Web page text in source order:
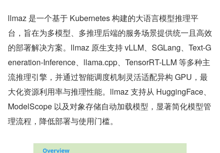
llmaz 是一个基于 Kubernetes 构建的大语言模型推理平
台，旨在为多模型、多推理后端的服务场景提供统一且高效
的部署解决方案。llmaz 原生支持 vLLM、SGLang、Text-G
eneration-Inference、llama.cpp、TensorRT-LLM 等多种主
流推理引擎，并通过智能调度机制灵活适配异构 GPU，最
大化资源利用率与推理性能。llmaz 支持从 HuggingFace、
ModelScope 以及对象存储自动加载模型，显著简化模型管
理流程，降低部署与使用门槛。